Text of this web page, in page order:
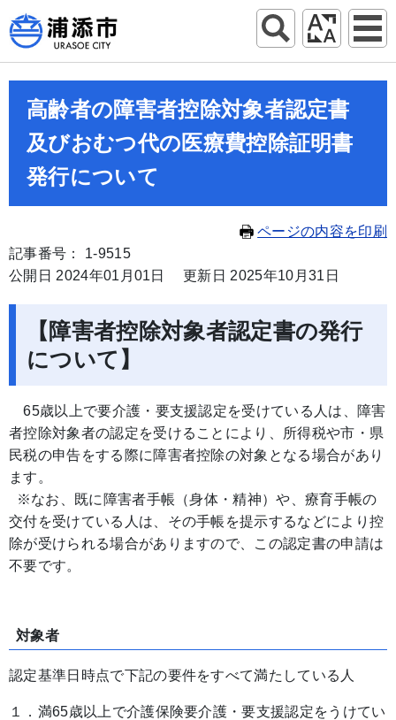
高齢者の障害者控除対象者認定書
及びおむつ代の医療費控除証明書
発行について
ページの内容を印刷
記事番号： 1-9515
公開日 2024年01月01日
更新日 2025年10月31日
【障害者控除対象者認定書の発行
について】
65歳以上で要介護・要支援認定を受けている人は、障害
者控除対象者の認定を受けることにより、所得税や市・県
民税の申告をする際に障害者控除の対象となる場合があり
ます。
※なお、既に障害者手帳（身体・精神）や、療育手帳の
交付を受けている人は、その手帳を提示するなどにより控
除が受けられる場合がありますので、この認定書の申請は
不要です。
対象者
認定基準日時点で下記の要件をすべて満たしている人
１．満65歳以上で介護保険要介護・要支援認定をうけてい